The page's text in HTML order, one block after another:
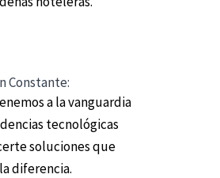
Constante:
a la vanguardia
tecnológicas
soluciones que
diferencia.